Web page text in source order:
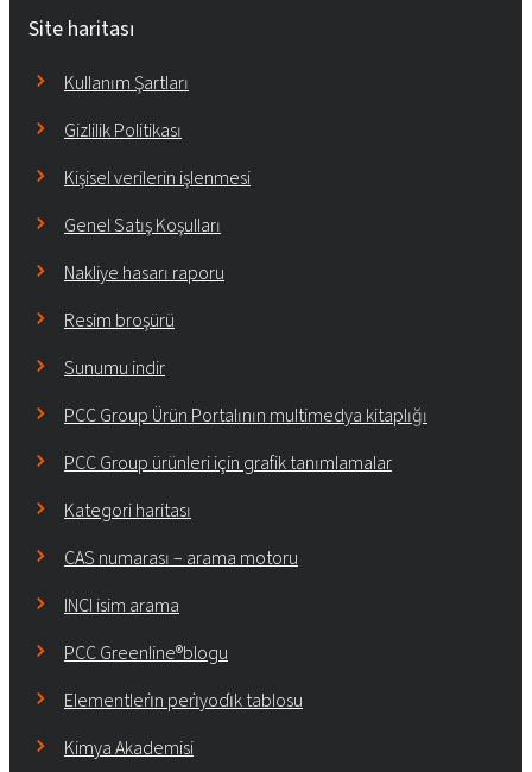
Site haritası
Kullanım Şartları
Gizlilik Politikası
Kişisel verilerin işlenmesi
Genel Satış Koşulları
Nakliye hasarı raporu
Resim broşürü
Sunumu indir
PCC Group Ürün Portalının multimedya kitaplığı
PCC Group ürünleri için grafik tanımlamalar
Kategori haritası
CAS numarası – arama motoru
INCI isim arama
PCC Greenline®blogu
Elementleri̇n peri̇yodi̇k tablosu
Kimya Akademisi